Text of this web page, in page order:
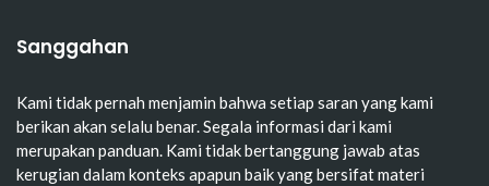
Sanggahan
Kami tidak pernah menjamin bahwa setiap saran yang kami
berikan akan selalu benar. Segala informasi dari kami
merupakan panduan. Kami tidak bertanggung jawab atas
kerugian dalam konteks apapun baik yang bersifat materi